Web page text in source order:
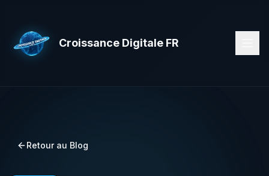
Croissance Digitale FR
Retour au Blog